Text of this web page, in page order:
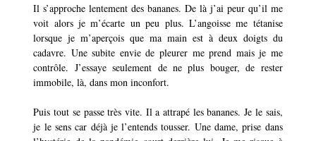
Il s’approche lentement des bananes. De là j’ai peur qu’il me
voit alors je m’écarte un peu plus. L’angoisse me tétanise
lorsque je m’aperçois que ma main est à deux doigts du
cadavre. Une subite envie de pleurer me prend mais je me
contrôle. J’essaye seulement de ne plus bouger, de rester
immobile, là, dans mon inconfort.
Puis tout se passe très vite. Il a attrapé les bananes. Je le sais,
je le sens car déjà je l’entends tousser. Une dame, prise dans